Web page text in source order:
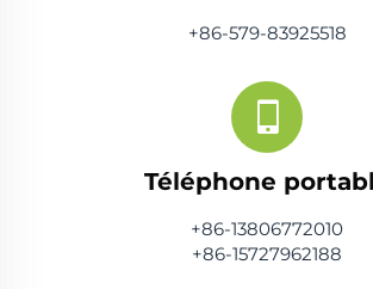
+86-579-83925518
Téléphone
+86-13806772010
+86-15727962188